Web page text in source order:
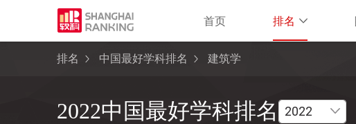
首页 排名
排名 中国最好学科排名 建筑学
2022中国最好学科排名